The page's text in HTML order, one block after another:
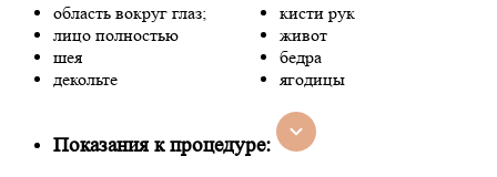
область вокруг глаз;
лицо полностью
шея
декольте
кисти рук
живот
бедра
ягодицы
Показания к процедуре: